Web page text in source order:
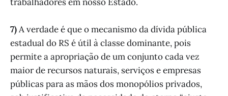
7)A verdade é que o mecanismo da dívida pública
estadual do RS é útil à classe dominante, pois
permite a apropriação de um conjunto cada vez
maior de recursos naturais, serviços e empresas
públicas para as mãos dos monopólios privados,